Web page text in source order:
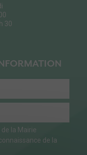
30
la Mairie
de la